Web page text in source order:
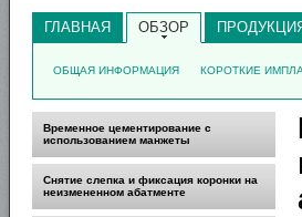
ГЛАВНАЯ ОБЗОР
ОБЩАЯ ИНФОРМАЦИЯ КОРОТКИЕ
Временное цементирование с
использованием манжеты
Снятие слепка и фиксация коронки на
неизмененном абатменте